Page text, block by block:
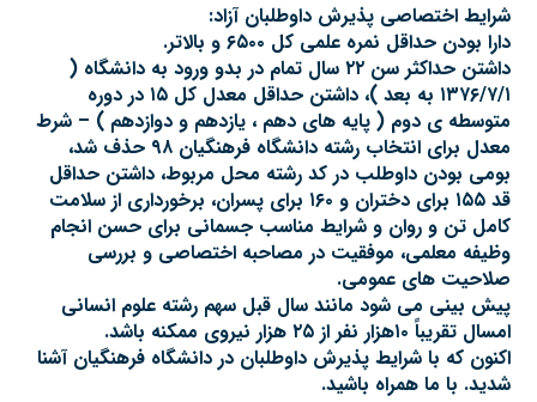
شرایط اختصاصی پذیرش داوطلبان آزاد:
دارا بودن حداقل نمره علمی کل ۶۵۰۰ و بالاتر.
داشتن حداکثر سن ۲۲ سال تمام در بدو ورود به دانشگاه (
۱۳۷۶/۷/۱ به بعد )، داشتن حداقل معدل کل ۱۵ در دوره
متوسطه ی دوم ( پایه های دهم ، یازدهم و دوازدهم ) – شرط
معدل برای انتخاب رشته دانشگاه فرهنگیان ۹۸ حذف شد،
بومی بودن داوطلب در کد رشته محل مربوط، داشتن حداقل
قد ۱۵۵ برای دختران و ۱۶۰ برای پسران، برخورداری از سلامت
کامل تن و روان و شرایط مناسب جسمانی برای حسن انجام
وظیفه معلمی، موفقیت در مصاحبه اختصاصی و بررسی
صلاحیت های عمومی.
پیش بینی می شود مانند سال قبل سهم رشته علوم انسانی
امسال تقریباً ۱۰هزار نفر از ۲۵ هزار نیروی ممکنه باشد.
اکنون که با شرایط پذیرش داوطلبان در دانشگاه فرهنگیان آشنا
شدید. با ما همراه باشید.